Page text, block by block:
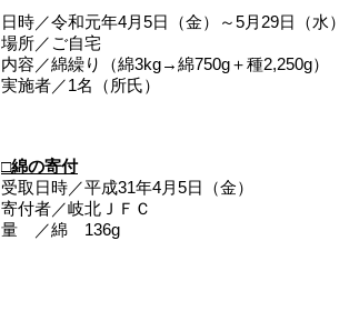
日時／令和元年4月5日（金）～5月29日（水）
場所／ご自宅
内容／綿繰り（綿3kg→綿750g＋種2,250g）
実施者／1名（所氏）
□綿の寄付
受取日時／平成31年4月5日（金）
寄付者／岐北ＪＦＣ
量 ／綿 136g